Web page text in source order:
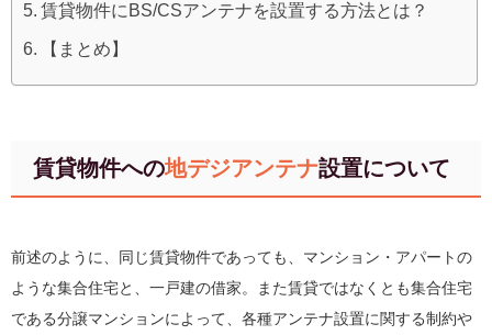
賃貸物件にBS/CSアンテナを設置する方法とは？
【まとめ】
賃貸物件への地デジアンテナ設置について
前述のように、同じ賃貸物件であっても、マンション・アパートの
ような集合住宅と、一戸建の借家。また賃貸ではなくとも集合住宅
である分譲マンションによって、各種アンテナ設置に関する制約や